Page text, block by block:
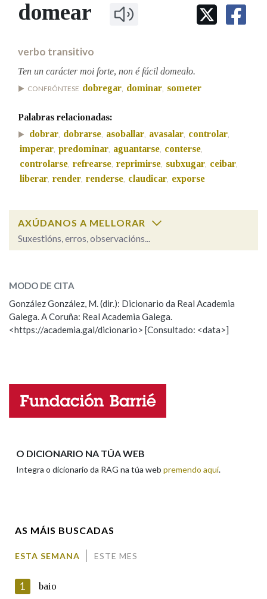
IDENTIDADE CORPORATIVA
MARCIAL DEL ADALID
FIGURAS HOMENAXEADAS
PRIMAVERA DAS LETRAS
PORTAL DAS PALABRAS
Facebook
TwitterYoutubeInstagram
Bluesky
BUSCAR NOS LEMAS
Remata por
Contén
BUSCAR NO CONTIDO
Nas definicións
Na fraseoloxía
LIMPAR BUSCA
domear
verbo transitivo
Ten un carácter moi forte, non é fácil domealo.
CONFRÓNTESE dobregar, dominar, someter
Palabras relacionadas:
dobrar, dobrarse, asoballar, avasalar, controlar,
imperar, predominar, aguantarse, conterse,
controlarse, refrearse, reprimirse, subxugar, ceibar,
liberar, render, renderse, claudicar, exporse
AXÚDANOS A MELLORAR
Suxestións, erros, observacións...
ESCOLLE UNHA OPCIÓN:
Observación Hai un erro na palabra
Propoño mellorar a definición
Nome
MODO DE CITA
González González, M. (dir.): Dicionario da Real Academia
Galega. A Coruña: Real Academia Galega.
<https://academia.gal/dicionario> [Consultado: <data>]
O DICIONARIO NA TÚA WEB
Integra o dicionario da RAG na túa web premendo aquí.
AS MÁIS BUSCADAS
ESTA SEMANA ESTE MES
1 baio